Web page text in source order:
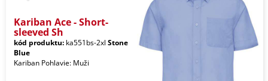
Kariban Ace - Short-
sleeved Sh
kód produktu: ka551bs-2xl Stone
Blue
Kariban Pohlavie: Muži